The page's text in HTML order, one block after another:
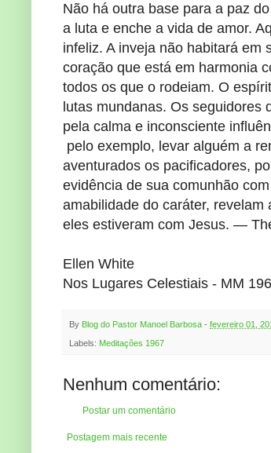
Não há outra base para a paz
a luta e enche a vida de amor.
infeliz. A inveja não habitará em
coração que está em harmonia
todos os que o rodeiam. O
lutas mundanas. Os seguidores
pela calma e inconsciente
pelo exemplo, levar alguém a
aventurados os pacificadores,
evidência de sua comunhão
amabilidade do caráter,
eles estiveram com Jesus. —
Ellen White
Nos Lugares Celestiais - MM
By Blog do Pastor Manoel Barbosa - fevereiro 01,
Labels: Meditações 1967
Nenhum comentário:
Postar um comentário
Postagem mais recente